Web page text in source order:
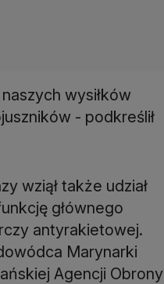
wysiłków
- podkreślił
wziął także udział
głównego
antyrakietowej.
Marynarki
Agencji Obrony